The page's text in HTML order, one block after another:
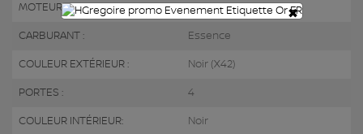
MOTEUR (L) : 2.4
CARBURANT : Essence
COULEUR EXTÉRIEUR : Noir (X42)
PORTES : 4
COULEUR INTÉRIEUR: Noir
×